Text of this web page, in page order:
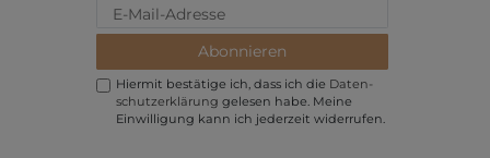
Abonnieren
Hiermit bestätige ich, dass ich die Daten­
schutz­erklärung gelesen habe. Meine
Einwilligung kann ich jederzeit widerrufen.